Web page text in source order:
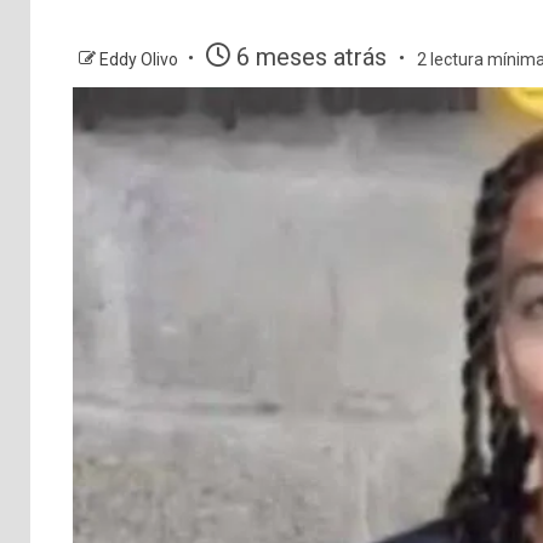
Eddy Olivo 6 meses atrás 2 lectura